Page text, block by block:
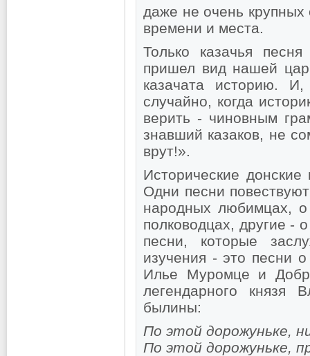
даже не очень
времени и места.
Только казачья
пришел вид нашей
казачата историю.
случайно, когда
верить - чиновным
знавший казаков, не
врут!».
Исторические
Одни песни
народных любимцах, о
полководцах, другие -
песни, которые
изучения - это песни
Илье Муромце и
легендарного князя
былины:
По этой дорожуньке,
По этой дорожуньке,